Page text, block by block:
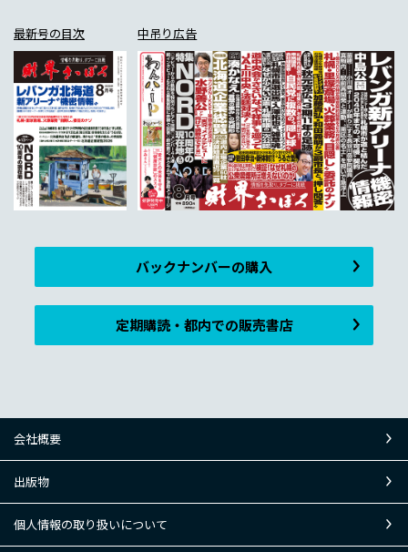
最新号の目次 中吊り広告
バックナンバーの購入
定期購読・都内での販売書店
会社概要
出版物
個人情報の取り扱いについて